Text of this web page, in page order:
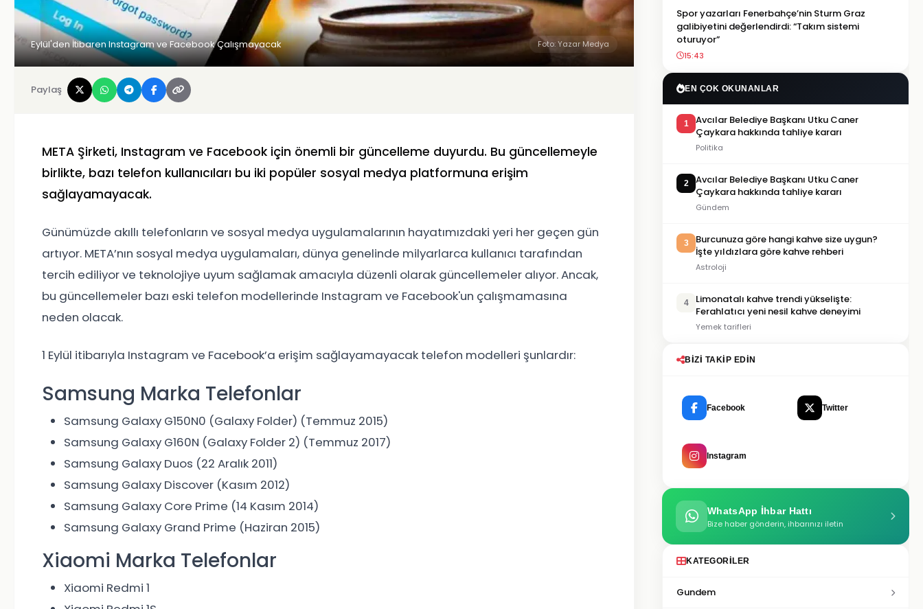
Eylül'den İtibaren Instagram ve Facebook Çalışmayacak Foto: Yazar Medya
Paylaş
META Şirketi, Instagram ve Facebook için önemli bir güncelleme duyurdu. Bu güncellemeyle
birlikte, bazı telefon kullanıcıları bu iki popüler sosyal medya platformuna erişim
sağlayamayacak.
Günümüzde akıllı telefonların ve sosyal medya uygulamalarının hayatımızdaki yeri her geçen gün
artıyor. META’nın sosyal medya uygulamaları, dünya genelinde milyarlarca kullanıcı tarafından
tercih ediliyor ve teknolojiye uyum sağlamak amacıyla düzenli olarak güncellemeler alıyor. Ancak,
bu güncellemeler bazı eski telefon modellerinde Instagram ve Facebook'un çalışmamasına
neden olacak.
1 Eylül itibarıyla Instagram ve Facebook’a erişim sağlayamayacak telefon modelleri şunlardır:
Samsung Marka Telefonlar
Samsung Galaxy G150N0 (Galaxy Folder) (Temmuz 2015)
Samsung Galaxy G160N (Galaxy Folder 2) (Temmuz 2017)
Samsung Galaxy Duos (22 Aralık 2011)
Samsung Galaxy Discover (Kasım 2012)
Samsung Galaxy Core Prime (14 Kasım 2014)
Samsung Galaxy Grand Prime (Haziran 2015)
Xiaomi Marka Telefonlar
Xiaomi Redmi 1
Spor yazarları Fenerbahçe’nin Sturm Graz
galibiyetini değerlendirdi: “Takım sistemi
oturuyor”
15:43
EN ÇOK OKUNANLAR
1
Avcılar Belediye Başkanı Utku Caner
Çaykara hakkında tahliye kararı
Politika
2
Avcılar Belediye Başkanı Utku Caner
Çaykara hakkında tahliye kararı
Gündem
3
Burcunuza göre hangi kahve size uygun?
İşte yıldızlara göre kahve rehberi
Astroloji
4
Limonatalı kahve trendi yükselişte:
Ferahlatıcı yeni nesil kahve deneyimi
Yemek tarifleri
BIZI TAKIP EDIN
Facebook Twitter
Instagram
WhatsApp İhbar Hattı
Bize haber gönderin, ihbarınızı iletin
KATEGORILER
Gundem